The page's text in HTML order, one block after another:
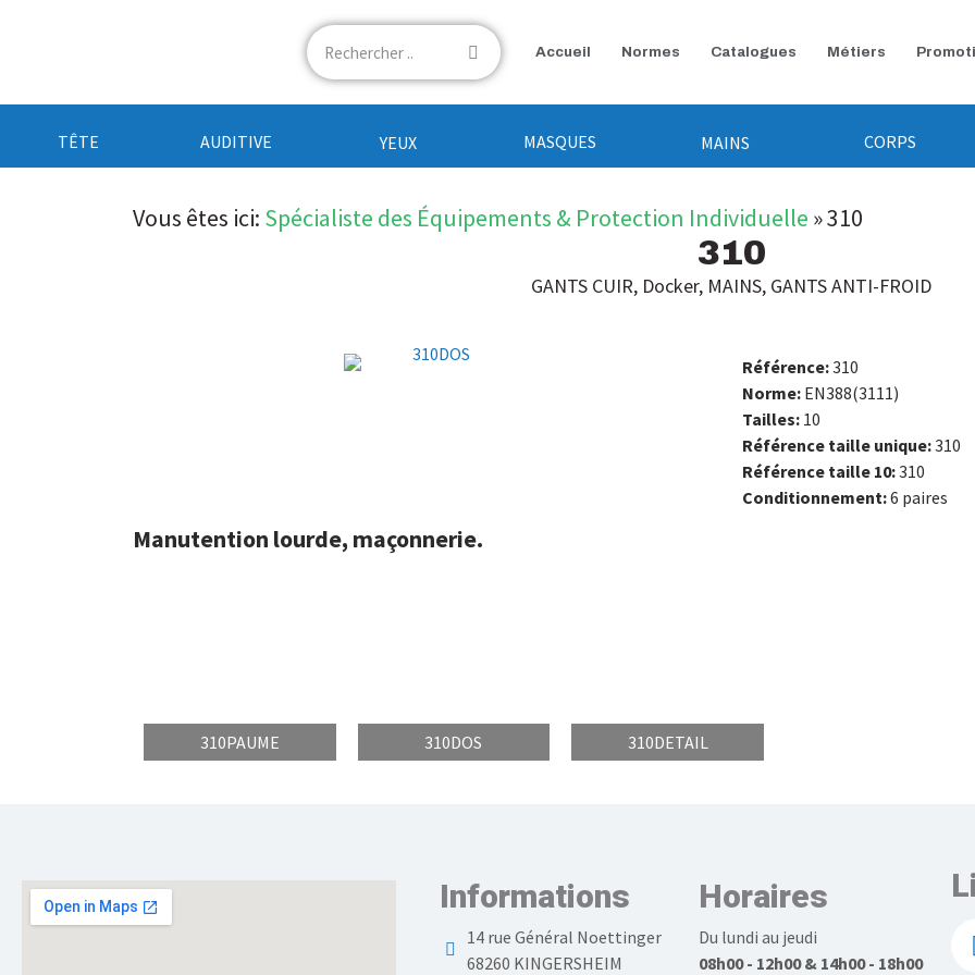
Accueil Normes Catalogues Métiers
TÊTE AUDITIVE YEUX MASQUES MAINS CORPS
Vous êtes ici: Spécialiste des Équipements & Protection Individuelle »310
310
GANTS CUIR, Docker, MAINS, GANTS ANTI-FROID
Référence:310
Norme: EN388(3111)
Tailles: 10
Référence taille unique:310
Référence taille 10:310
Conditionnement:6 paires
Manutention lourde, maçonnerie.
310PAUME 310DOS 310DETAIL
Informations
14 rue Général Noettinger
68260 KINGERSHEIM
Horaires
Du lundi au jeudi
08h00 - 12h00 & 14h00 - 18h00